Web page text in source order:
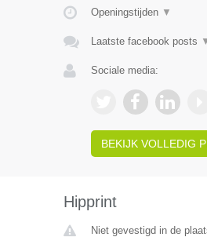
Openingstijden ▼
Laatste facebook posts
Sociale media:
BEKIJK VOLLEDIG
Hipprint
Niet gevestigd in de